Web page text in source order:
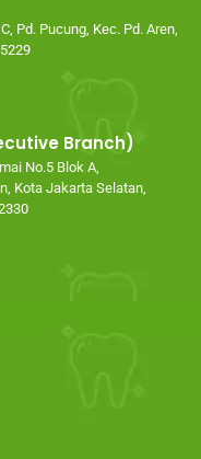
Pd. Pucung, Kec. Pd. Aren,
Branch)
No.5 Blok A,
Kota Jakarta Selatan,